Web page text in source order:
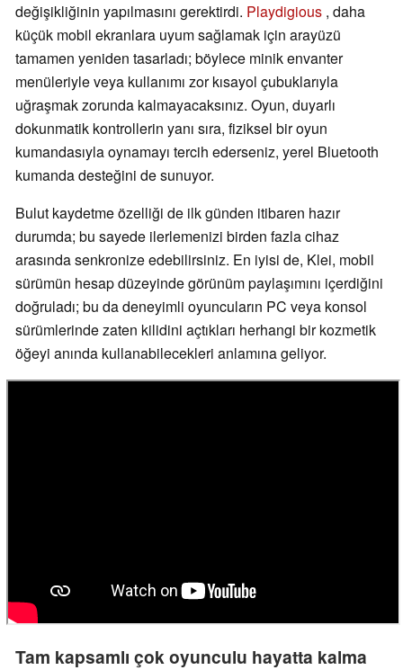
değişikliğinin yapılmasını gerektirdi. Playdigious , daha
küçük mobil ekranlara uyum sağlamak için arayüzü
tamamen yeniden tasarladı; böylece minik envanter
menüleriyle veya kullanımı zor kısayol çubuklarıyla
uğraşmak zorunda kalmayacaksınız. Oyun, duyarlı
dokunmatik kontrollerin yanı sıra, fiziksel bir oyun
kumandasıyla oynamayı tercih ederseniz, yerel Bluetooth
kumanda desteğini de sunuyor.
Bulut kaydetme özelliği de ilk günden itibaren hazır
durumda; bu sayede ilerlemenizi birden fazla cihaz
arasında senkronize edebilirsiniz. En iyisi de, Klei, mobil
sürümün hesap düzeyinde görünüm paylaşımını içerdiğini
doğruladı; bu da deneyimli oyuncuların PC veya konsol
sürümlerinde zaten kilidini açtıkları herhangi bir kozmetik
öğeyi anında kullanabilecekleri anlamına geliyor.
Tam kapsamlı çok oyunculu hayatta kalma